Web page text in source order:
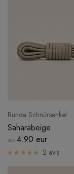
Runde Schnürsenkel
Saharabeige
ab 4.90 eur
2 avis